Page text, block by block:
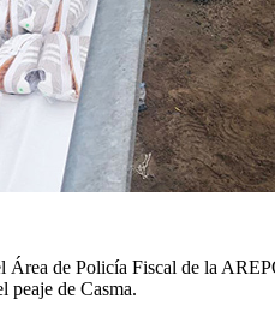
Área de Policía Fiscal de la
peaje de Casma.